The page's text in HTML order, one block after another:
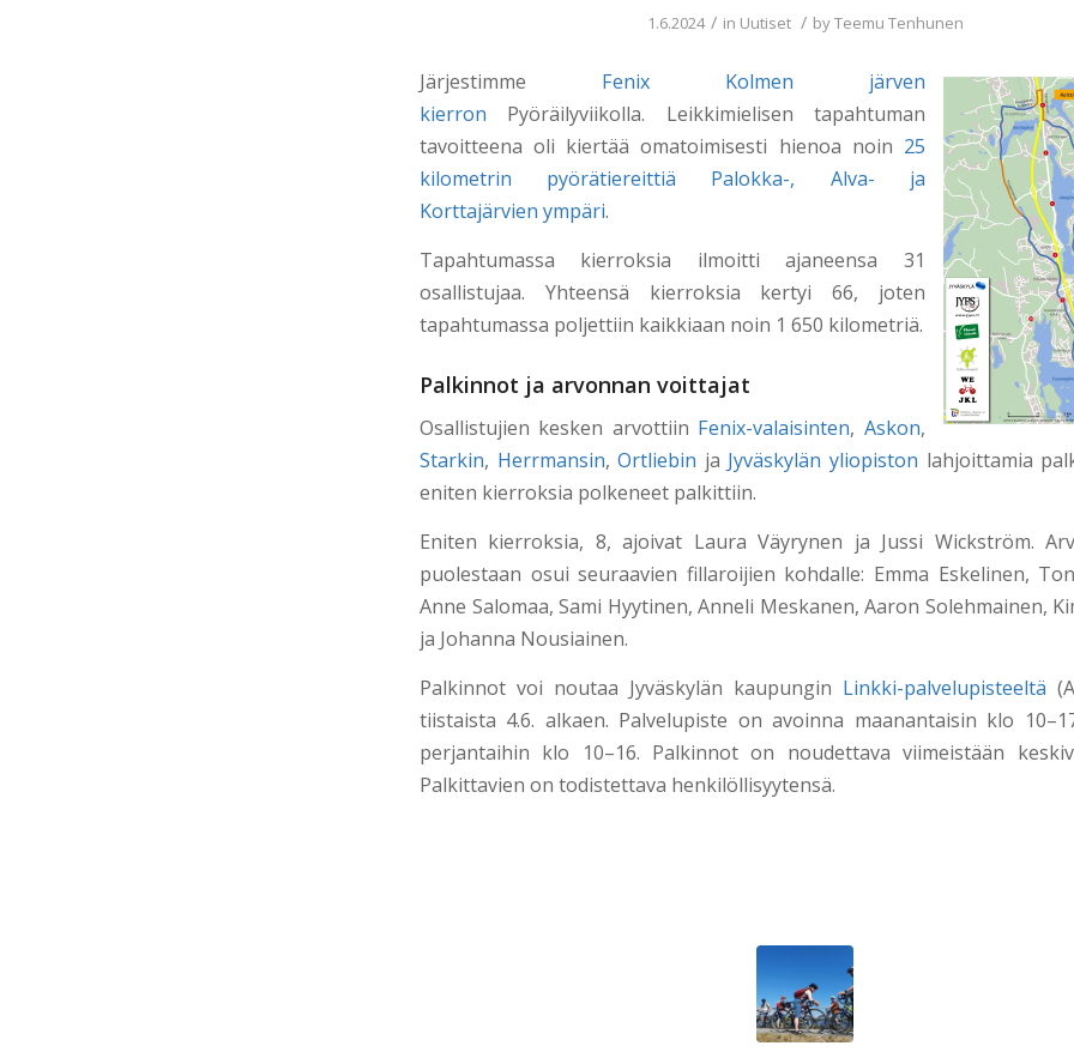
1.6.2024 / in Uutiset / byTeemu Tenhunen
Järjestimme Fenix Kolmen järven
kierron Pyöräilyviikolla. Leikkimielisen tapahtuman
tavoitteena oli kiertää omatoimisesti hienoa noin 25
kilometrin pyörätiereittiä Palokka-, Alva- ja
Korttajärvien ympäri.
Tapahtumassa kierroksia ilmoitti ajaneensa 31
osallistujaa. Yhteensä kierroksia kertyi 66, joten
tapahtumassa poljettiin kaikkiaan noin 1 650 kilometriä.
Palkinnot ja arvonnan voittajat
Osallistujien kesken arvottiin Fenix-valaisinten, Askon,
Starkin, Herrmansin,Ortliebin ja Jyväskylän yliopiston lahjoittamia
eniten kierroksia polkeneet palkittiin.
Eniten kierroksia, 8, ajoivat Laura Väyrynen ja Jussi Wickström.
puolestaan osui seuraavien fillaroijien kohdalle: Emma Eskelinen,
Anne Salomaa, Sami Hyytinen, Anneli Meskanen, Aaron Solehmainen,
ja Johanna Nousiainen.
Palkinnot voi noutaa Jyväskylän kaupungin Linkki-palvelupisteeltä
tiistaista 4.6. alkaen. Palvelupiste on avoinna maanantaisin klo
perjantaihin klo 10–16. Palkinnot on noudettava viimeistään
Palkittavien on todistettava henkilöllisyytensä.